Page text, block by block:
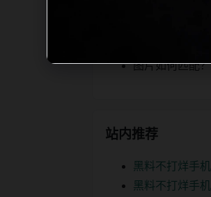
今日黑料后续
图片如何匹配
站内推荐
黑料不打烊手
黑料不打烊手